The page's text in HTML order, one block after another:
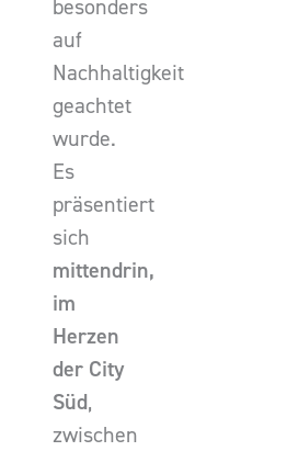
besonders
auf
Nachhaltigkeit
geachtet
wurde.
Es
präsentiert
sich
mittendrin,
im
Herzen
der City
Süd,
zwischen